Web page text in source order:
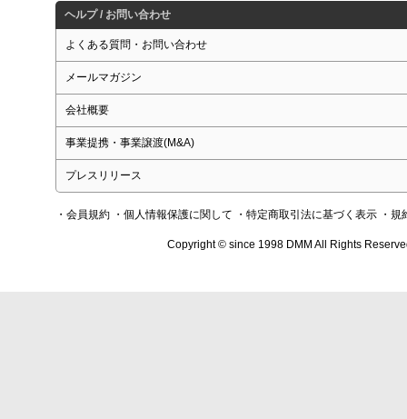
ヘルプ / お問い合わせ
よくある質問・お問い合わせ
メールマガジン
会社概要
事業提携・事業譲渡(M&A)
プレスリリース
・会員規約 ・個人情報保護に関して ・特定商取引法に基づく表示 ・規
Copyright © since 1998 DMM All Rights